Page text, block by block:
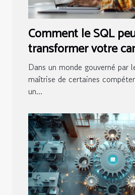
Comment le SQL
transformer votre
l'analyse de données
Dans un monde gouverné par
maîtrise de certaines
un...